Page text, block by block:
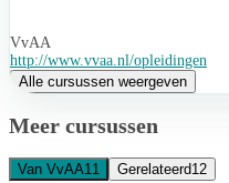
VvAA
http://www.vvaa.nl/opleidingen
Alle cursussen weergeven
Meer cursussen
Van VvAA11 Gerelateerd12